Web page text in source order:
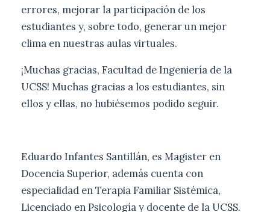
errores, mejorar la participación de los
estudiantes y, sobre todo, generar un mejor
clima en nuestras aulas virtuales.
¡Muchas gracias, Facultad de Ingeniería de la
UCSS! Muchas gracias a los estudiantes, sin
ellos y ellas, no hubiésemos podido seguir.
Eduardo Infantes Santillán, es Magister en
Docencia Superior, además cuenta con
especialidad en Terapia Familiar Sistémica,
Licenciado en Psicología y docente de la UCSS.